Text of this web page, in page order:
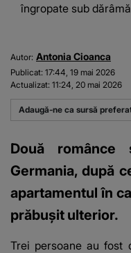
îngropate sub
Autor: Antonia Cioanca
Publicat: 17:44, 19 mai 2026
Actualizat: 11:24, 20 mai 2026
Adaugă-ne ca sursă
Două
Germania, după
apartamentul în
prăbușit ulterior.
Trei persoane au fost